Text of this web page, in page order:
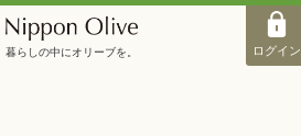
ログイン
暮らしの中にオリーブを。